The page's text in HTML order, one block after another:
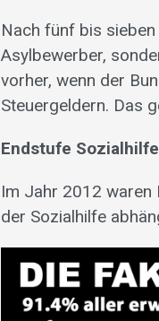
Nach fünf bis
Asylbewerber,
vorher, wenn der
Steuergeldern. Das
Endstufe Sozialhilfe
Im Jahr 2012 waren
der Sozialhilfe